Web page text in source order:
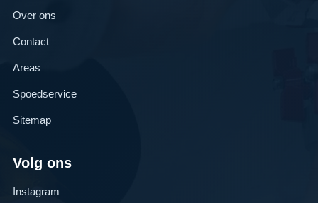
Over ons
Contact
Areas
Spoedservice
Sitemap
Volg ons
Instagram